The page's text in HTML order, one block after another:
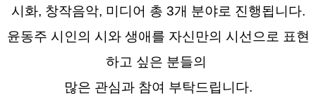
시화, 창작음악, 미디어 총 3개 분야로 진행됩니다.
윤동주 시인의 시와 생애를 자신만의 시선으로 표현
하고 싶은 분들의
많은 관심과 참여 부탁드립니다.